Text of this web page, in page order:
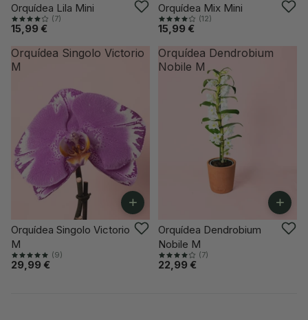
VUELVE PRONTO
Orquídea Lila Mini
(7)
15,99 €
Orquídea Mix Mini
(12)
15,99 €
Orquídea Singolo Victorio
M
ÚLTIMAS UNIDADES
+
Orquídea Singolo Victorio
M
(9)
29,99 €
Orquídea Dendrobium
Nobile M
+
Orquídea Dendrobium
Nobile M
(7)
22,99 €